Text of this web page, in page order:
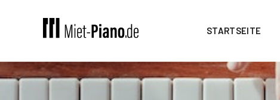
STARTSEITE